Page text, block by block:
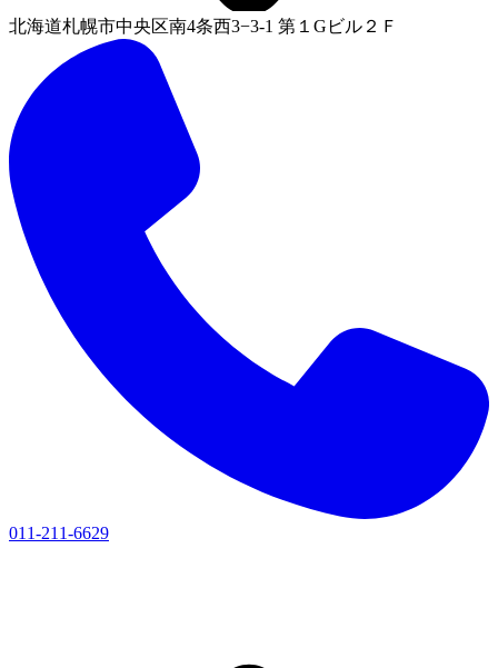
北海道札幌市中央区南4条西3−3-1 第１Gビル２Ｆ
011-211-6629